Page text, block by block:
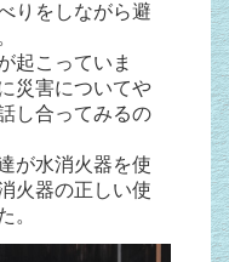
りをしながら避
起こっていま
災害についてや
し合ってみるの
が水消火器を使
火器の正しい使
。